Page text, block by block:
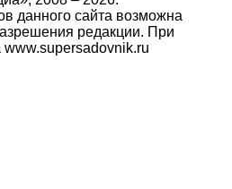
данного сайта возможна
редакции. При
www.supersadovnik.ru